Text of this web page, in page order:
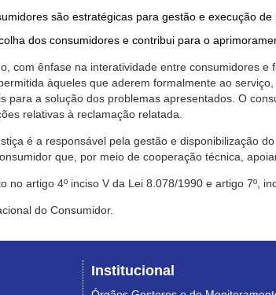
são estratégicas para gestão e execução
dos consumidores e contribui para o
com ênfase na interatividade entre consumidores
àqueles que aderem formalmente ao
para a solução dos problemas apresentados. O
relativas à reclamação relatada.
é a responsável pela gestão e disponibilização do
que, por meio de cooperação técnica,
artigo 4º inciso V da Lei 8.078/1990 e artigo 7º,
do Consumidor.
Institucional